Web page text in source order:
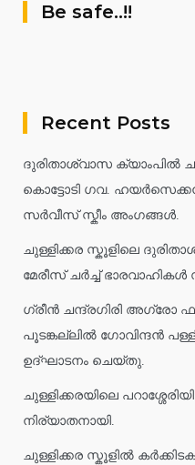
Be safe..!!
Recent Posts
ദുരിതാശ്വാസ ക്യാംപിൽ
കൊട്ടോടി ഗവ.
സർവീസ് സ്കീം അംഗങ്ങൾ.
ചുള്ളിക്കര സ്കൂളിലെ
മേരീസ് ചർച്ച് ഭാരവാഹികൾ
ഗ്രീൻ ചന്ദ്രഗിരി അഗ്രോ
പൂടങ്കല്ലിൽ ഗോവിന്ദൻ
ഉദ്ഘാടനം ചെയ്തു.
ചുള്ളിക്കരയിലെ
നിര്യാതനായി.
ചുള്ളിക്കര സ്കൂളിൽ